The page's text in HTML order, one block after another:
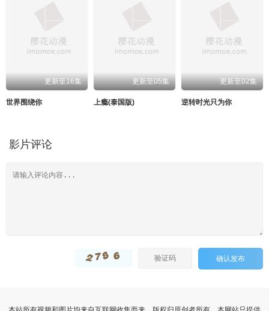
更新至16集
世界围绕你
更新至05集
上瘾(泰国版)
更新至02集
逆转时光只为你
影片评论
确认发布